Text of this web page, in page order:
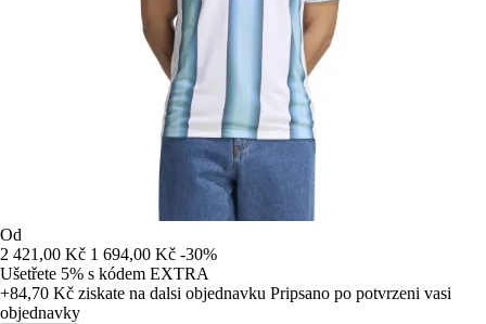
Od
2 421,00 Kč 1 694,00 Kč -30%
Ušetřete 5% s kódem EXTRA
+84,70 Kč ziskate na dalsi objednavku Pripsano po potvrzeni vasi
objednavky